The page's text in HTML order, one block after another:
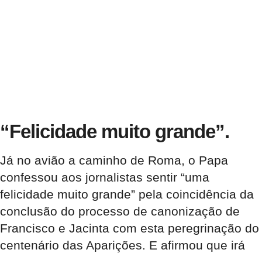
“Felicidade muito grande”.
Já no avião a caminho de Roma, o Papa
confessou aos jornalistas sentir “uma
felicidade muito grande” pela coincidência da
conclusão do processo de canonização de
Francisco e Jacinta com esta peregrinação do
centenário das Aparições. E afirmou que irá